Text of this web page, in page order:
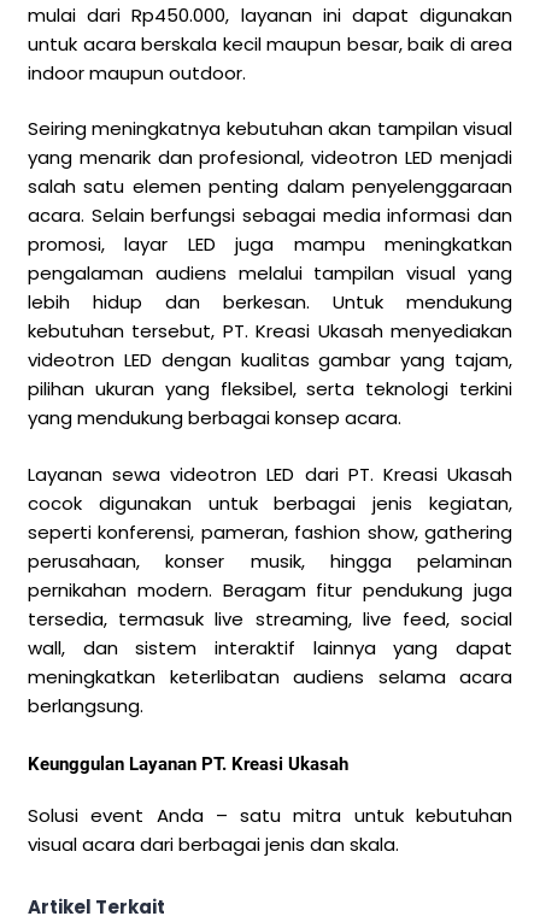
mulai dari Rp450.000, layanan ini dapat digunakan
untuk acara berskala kecil maupun besar, baik di area
indoor maupun outdoor.
Seiring meningkatnya kebutuhan akan tampilan visual
yang menarik dan profesional, videotron LED menjadi
salah satu elemen penting dalam penyelenggaraan
acara. Selain berfungsi sebagai media informasi dan
promosi, layar LED juga mampu meningkatkan
pengalaman audiens melalui tampilan visual yang
lebih hidup dan berkesan. Untuk mendukung
kebutuhan tersebut, PT. Kreasi Ukasah menyediakan
videotron LED dengan kualitas gambar yang tajam,
pilihan ukuran yang fleksibel, serta teknologi terkini
yang mendukung berbagai konsep acara.
Layanan sewa videotron LED dari PT. Kreasi Ukasah
cocok digunakan untuk berbagai jenis kegiatan,
seperti konferensi, pameran, fashion show, gathering
perusahaan, konser musik, hingga pelaminan
pernikahan modern. Beragam fitur pendukung juga
tersedia, termasuk live streaming, live feed, social
wall, dan sistem interaktif lainnya yang dapat
meningkatkan keterlibatan audiens selama acara
berlangsung.
Keunggulan Layanan PT. Kreasi Ukasah
Solusi event Anda – satu mitra untuk kebutuhan
visual acara dari berbagai jenis dan skala.
Artikel Terkait